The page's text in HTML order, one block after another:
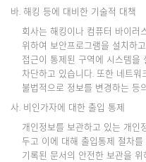
바. 해킹 등에 대비한 기술적 대책
회사는 해킹이나 컴퓨터 바이러
위하여 보안프로그램을 설치하
접근이 통제된 구역에 시스템
차단하고 있습니다. 또한 네트
불법적으로 정보를 변경하는 등
사. 비인가자에 대한 출입 통제
개인정보를 보관하고 있는 개인
두고 이에 대해 출입통제 절차
기록된 문서의 안전한 보관을